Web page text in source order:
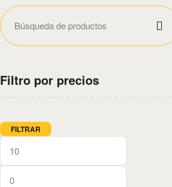
Filtro por precios
FILTRAR